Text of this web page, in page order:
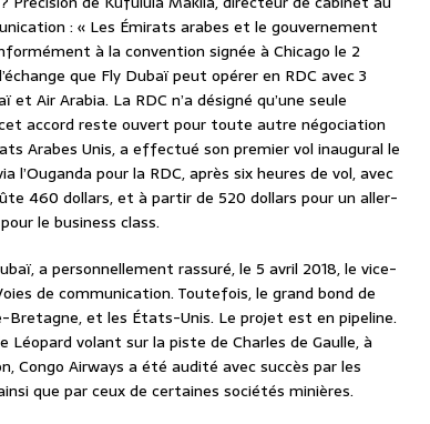
: « Les Émirats arabes et le gouvernement
à la convention signée à Chicago le 2
que Fly Dubaï peut opérer en RDC avec 3
Air Arabia. La RDC n’a désigné qu’une seule
accord reste ouvert pour toute autre négociation
Arabes Unis, a effectué son premier vol inaugural le
l’Ouganda pour la RDC, après six heures de vol, avec
460 dollars, et à partir de 520 dollars pour un aller-
le business class.
a personnellement rassuré, le 5 avril 2018, le vice-
de communication. Toutefois, le grand bond de
Bretagne, et les États-Unis. Le projet est en pipeline.
Léopard volant sur la piste de Charles de Gaulle, à
Congo Airways a été audité avec succès par les
que par ceux de certaines sociétés minières.